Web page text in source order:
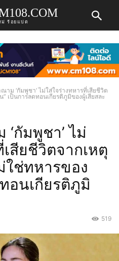
ม่ ร้อยแปด
าม ‘กัมพูชา’ ไม่ใส่ใจร่างทหารที่เสียชีวิต
เป็นการลดทอนเกียรติภูมิของผู้เสียสละ
กัมพูชา’ ไม่
สียชีวิตจากเหตุ
ใช่ทหารของ
อนเกียรติภูมิ
519